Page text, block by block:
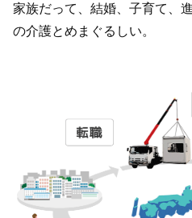
家族だって、結婚、子育て、
の介護とめまぐるしい。